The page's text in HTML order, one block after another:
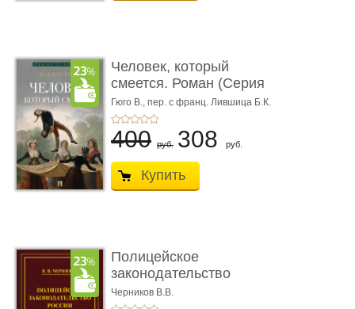
Человек, который
смеется. Роман (Серия
«Роман с ...
Гюго В., пер. с франц. Лившица Б.К.
400 руб. 308 руб.
Купить
Полицейское
законодательство
России: вчера, с� ...
Черников В.В.